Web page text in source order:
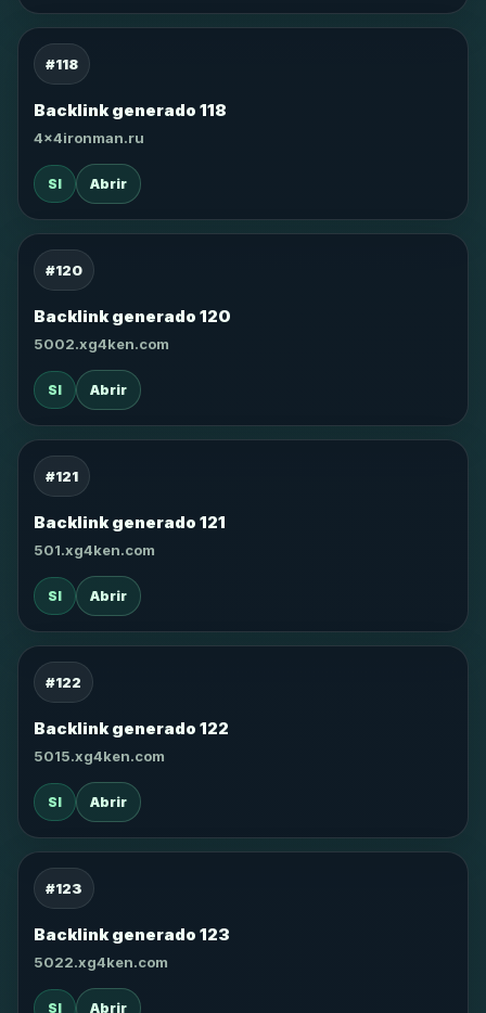
#118
Backlink generado 118
4x4ironman.ru
SI Abrir
#120
Backlink generado 120
5002.xg4ken.com
SI Abrir
#121
Backlink generado 121
501.xg4ken.com
SI Abrir
#122
Backlink generado 122
5015.xg4ken.com
SI Abrir
#123
Backlink generado 123
5022.xg4ken.com
SI Abrir